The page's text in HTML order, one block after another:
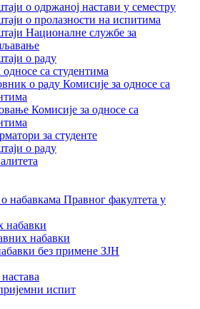
о одржаној настави у семестру
о пролазности на испитима
Националне службе за
о раду
односе са студентима
о раду Комисије за односе са
Комисије за односе са
за студенте
о раду
набавкама Правног факултета у
набавки
набавки
без примене ЗЈН
испит